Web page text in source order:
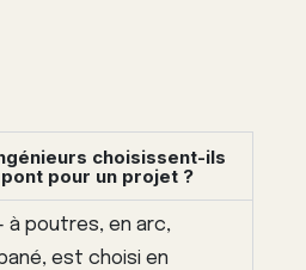
choisissent-ils
pour un projet ?
à poutres, en arc,
est choisi en